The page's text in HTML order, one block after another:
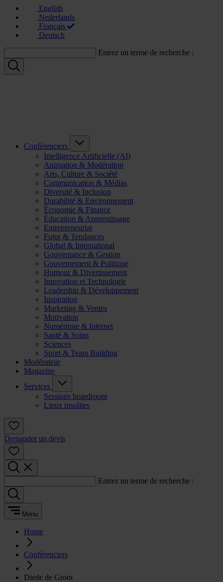
English
Nederlands
Français
Deutsch
Entrez un terme de recherche :
Conférenciers
Intelligence Artificielle (AI)
Animation & Modération
Arts, Culture & Société
Communication & Médias
Diversité & Inclusion
Durabilité & Environnement
Économie & Finance
Éducation & Apprentissage
Entrepreneuriat
Futur & Tendances
Global & International
Gouvernance & Gestion
Gouvernement & Politique
Humour & Divertissement
Innovation et Technologie
Leadership & Développement
Inspiration
Marketing & Ventes
Motivation
Numérique & Internet
Santé & Soins
Sciences
Sport & Team Building
Modérateur
Magazine
Services
Sessions boardroom
Lieux insolites
Demander un devis
Entrez un terme de recherche :
Menu
Home
Conférenciers
Diede de Groot